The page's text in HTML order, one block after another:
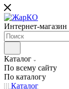
Интернет-магазин
Каталог
По всему сайту
По каталогу
Каталог